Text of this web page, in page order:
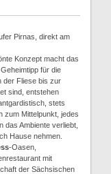
Pirnas, direkt am
Konzept macht das
für die
der Fliese bis zur
sind, entstehen
stets
zum Mittelpunkt, jedes
das Ambiente verliebt,
Hause nehmen.
-Oasen,
mit
der Sächsischen